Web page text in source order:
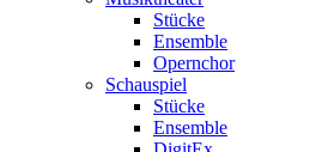
Stücke
Ensemble
Opernchor
Schauspiel
Stücke
Ensemble